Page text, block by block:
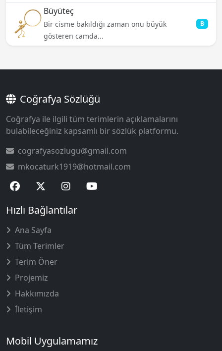
Büyüteç
Bir cisme bakıldığı zaman onu büyük
gösteren camda...
B
Coğrafya Sözlüğü
Coğrafya ile ilgili tüm terimlerin açıklamalarını
bulabileceğiniz kapsamlı bir sözlük platformu.
cografyasozlugu@gmail.com
mkocaturk1919@hotmail.com
Hızlı Bağlantılar
Ana Sayfa
Tüm Terimler
Terim Öner
Projemiz
Hakkımızda
İletişim
Mobil Uygulamamız